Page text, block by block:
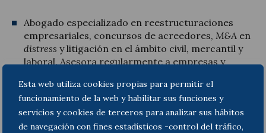
Esta web utiliza cookies propias para permitir el
funcionamiento de la web y habilitar sus funciones y
servicios y cookies de terceros para analizar sus hábitos
de navegación con fines estadísticos -control del tráfico,
Abogado especializado en reestructuraciones
empresariales, concursos de acreedores, M&A en
distress y litigación en el ámbito civil, mercantil y
laboral. Asesora regularmente a empresas y
insolvencia, reestructuraciones –tanto
domésticas como transfronterizas–, y
compraventa de unidades productivas, Asimismo,
puede actuar como administrador concursal.